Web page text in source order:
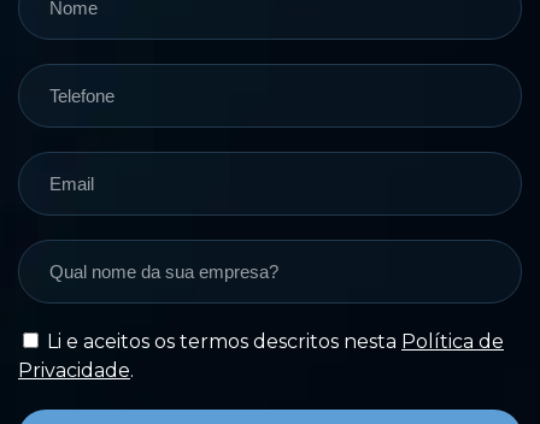
Li e aceitos os termos descritos nesta Política de
Privacidade.